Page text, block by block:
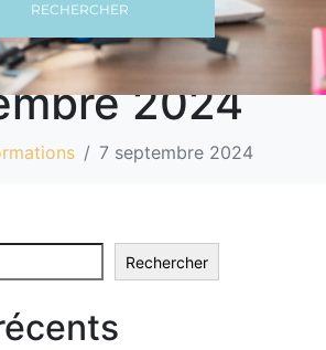
RECHERCHER
2024
7 septembre 2024
Rechercher